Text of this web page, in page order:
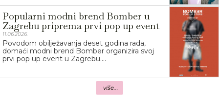
Popularni modni brend Bomber u
Zagrebu priprema prvi pop up event
11.06.2026.
Povodom obilježavanja deset godina rada,
domaći modni brend Bomber organizira svoj
prvi pop up event u Zagrebu....
više...